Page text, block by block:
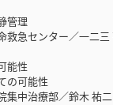
管理
救急センター／一二
能性
の可能性
集中治療部／鈴木 祐二